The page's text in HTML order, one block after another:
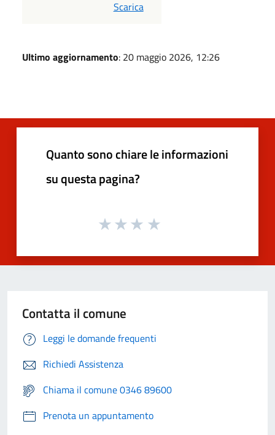
PDF
Scarica
Ultimo aggiornamento: 20 maggio 2026, 12:26
Quanto sono chiare le informazioni
su questa pagina?
Contatta il comune
Leggi le domande frequenti
Richiedi Assistenza
Chiama il comune 0346 89600
Prenota un appuntamento